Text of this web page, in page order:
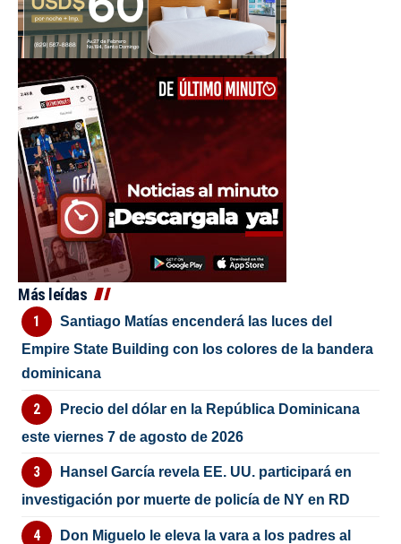
Más leídas
Santiago Matías encenderá las luces del
Empire State Building con los colores de la bandera
dominicana
Precio del dólar en la República Dominicana
este viernes 7 de agosto de 2026
Hansel García revela EE. UU. participará en
investigación por muerte de policía de NY en RD
Don Miguelo le eleva la vara a los padres al